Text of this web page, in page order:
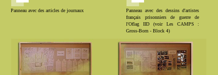
Panneau avec des articles de journaux
Panneau avec des dessins d'artistes
français prisonniers de guerre de
l'Oflag IID (voir Les CAMPS :
Gross-Born - Block 4)